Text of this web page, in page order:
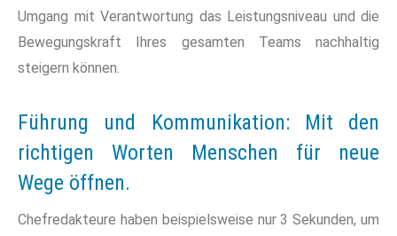
Umgang mit Verantwortung das Leistungsniveau und die
Bewegungskraft Ihres gesamten Teams nachhaltig
steigern können.
Führung und Kommunikation: Mit den
richtigen Worten Menschen für neue
Wege öffnen.
Chefredakteure haben beispielsweise nur 3 Sekunden, um